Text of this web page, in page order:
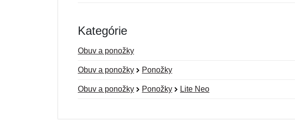
Kategórie
Obuv a ponožky
Obuv a ponožky Ponožky
Obuv a ponožky Ponožky Lite Neo